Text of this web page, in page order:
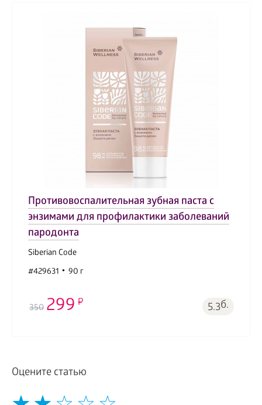
Противовоспалительная зубная паста с
энзимами для профилактики заболеваний
пародонта
Siberian Code
#429631
90 г
350 299 5.3б.
Оцените статью